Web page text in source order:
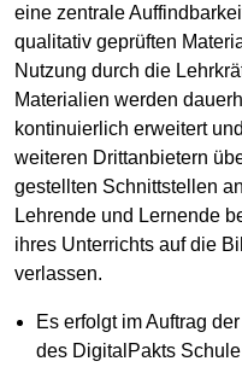
eine zentrale
qualitativ geprüften
Nutzung durch die
Materialien werden
kontinuierlich erweitert
weiteren Drittanbietern
gestellten Schnittstellen
Lehrende und Lernende
ihres Unterrichts auf die
verlassen.
Es erfolgt im Auftrag
des DigitalPakts